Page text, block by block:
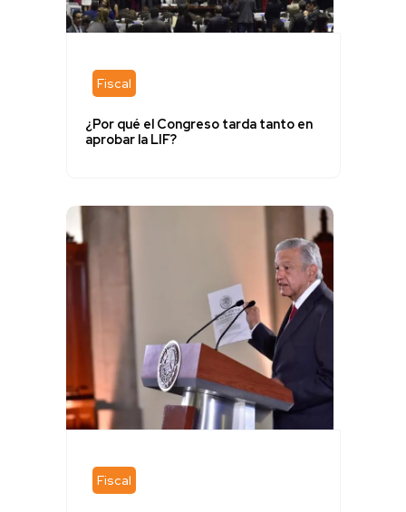
Fiscal
¿Por qué el Congreso tarda tanto en
aprobar la LIF?
Fiscal